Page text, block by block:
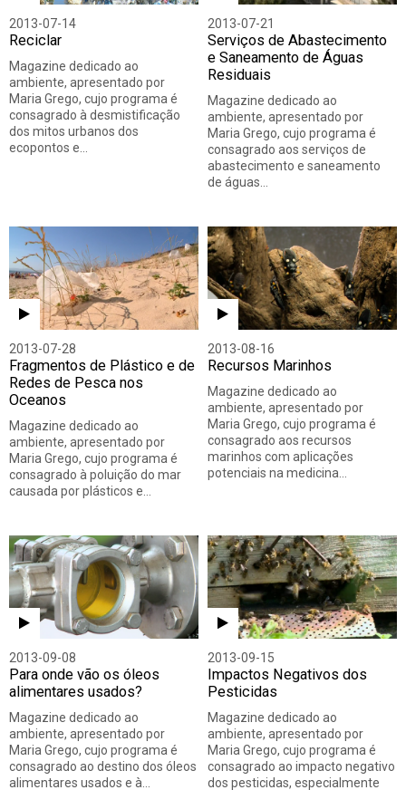
2013-07-14
Reciclar
Magazine dedicado ao
ambiente, apresentado por
Maria Grego, cujo programa é
consagrado à desmistificação
dos mitos urbanos dos
ecopontos e…
2013-07-21
Serviços de Abastecimento
e Saneamento de Águas
Residuais
Magazine dedicado ao
ambiente, apresentado por
Maria Grego, cujo programa é
consagrado aos serviços de
abastecimento e saneamento
de águas…
2013-07-28
Fragmentos de Plástico e de
Redes de Pesca nos
Oceanos
Magazine dedicado ao
ambiente, apresentado por
Maria Grego, cujo programa é
consagrado à poluição do mar
causada por plásticos e…
2013-08-16
Recursos Marinhos
Magazine dedicado ao
ambiente, apresentado por
Maria Grego, cujo programa é
consagrado aos recursos
marinhos com aplicações
potenciais na medicina…
2013-09-08
Para onde vão os óleos
alimentares usados?
Magazine dedicado ao
ambiente, apresentado por
Maria Grego, cujo programa é
consagrado ao destino dos óleos
alimentares usados e à…
2013-09-15
Impactos Negativos dos
Pesticidas
Magazine dedicado ao
ambiente, apresentado por
Maria Grego, cujo programa é
consagrado ao impacto negativo
dos pesticidas, especialmente